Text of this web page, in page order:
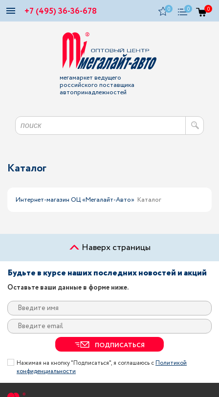
+7 (495) 36-36-678 0 0 0
мегамаркет ведущего
российского поставщика
автопринадлежностей
Каталог
Интернет-магазин ОЦ «Мегалайт-Авто» Каталог
Наверх страницы
Будьте в курсе наших последних новостей и акций
Оставьте ваши данные в форме ниже.
ПОДПИСАТЬСЯ
Нажимая на кнопку "Подписаться", я соглашаюсь сПолитикой
конфиденциальности